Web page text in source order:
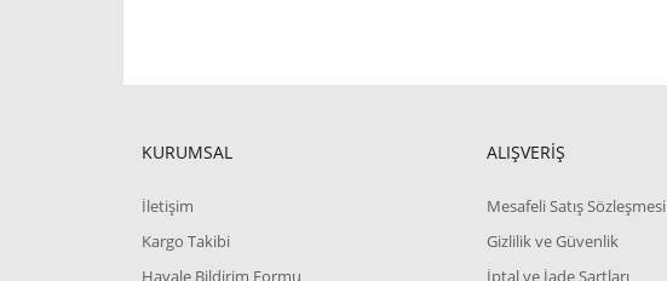
KURUMSAL
İletişim
Kargo Takibi
Havale Bildirim Formu
ALIŞVERİŞ
Mesafeli Satış Sözleşmesi
Gizlilik ve Güvenlik
İptal ve İade Şartları